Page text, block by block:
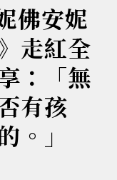
佛安妮
走紅全
：「無
有孩
。」